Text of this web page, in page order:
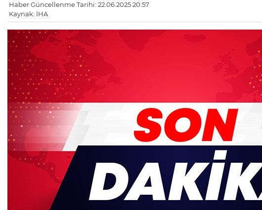
Haber Güncellenme Tarihi: 22.06.2025 20:57
Kaynak: İHA